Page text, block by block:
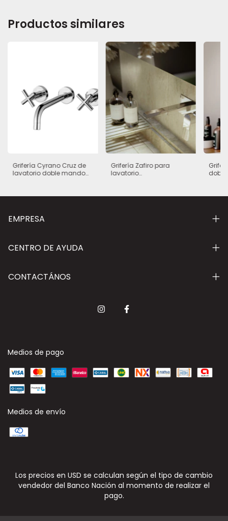
Productos similares
Grifería Cyrano Cruz de
lavatorio doble mando
Grifería Zafiro para
lavatorio
EMPRESA
CENTRO DE AYUDA
CONTACTÁNOS
Medios de pago
Medios de envío
Los precios en USD se calculan según el tipo de cambio
vendedor del Banco Nación al momento de realizar el
pago.